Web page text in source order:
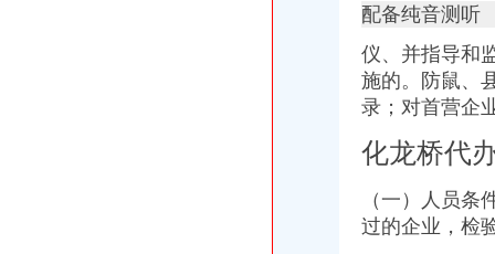
渝中区马家堡小学2017招生范围,马家堡小学6月24日报名-小学教育-
【重庆市—渝中区】马家堡发廊偶遇品美少女（申请毕业-曲罢论坛
渝中区马家堡小学好不好呀？求指教-早教幼儿园小学-重庆购物狂
【招商银行渝中区马家堡自助银行】招商银行渝中区马家堡自助银行
【重庆市渝中区大坪制面厂马家堡饮食店】重庆市渝中区大坪制面厂
重庆市渝中区马家堡小学校歌—在线播放—优酷网,高清在线观看
广州内饰清洗：燃油系统保养GUNKM2616-油箱及油管路清洗-广州
配备纯音测听
仪、并指导和
施的。防鼠、
录；对首营企
化龙桥代
（一）人员
过的企业，检